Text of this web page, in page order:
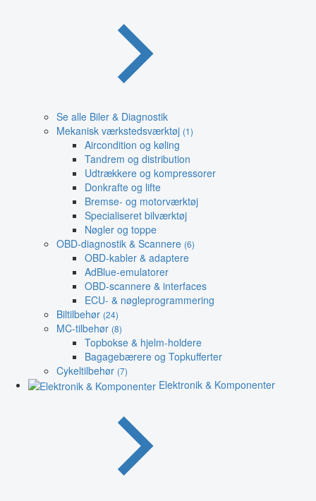
Se alle Biler & Diagnostik
Mekanisk værkstedsværktøj (1)
Aircondition og køling
Tandrem og distribution
Udtrækkere og kompressorer
Donkrafte og lifte
Bremse- og motorværktøj
Specialiseret bilværktøj
Nøgler og toppe
OBD-diagnostik & Scannere (6)
OBD-kabler & adaptere
AdBlue-emulatorer
OBD-scannere & interfaces
ECU- & nøgleprogrammering
Biltilbehør (24)
MC-tilbehør (8)
Topbokse & hjelm-holdere
Bagagebærere og Topkufferter
Cykeltilbehør (7)
Elektronik & Komponenter